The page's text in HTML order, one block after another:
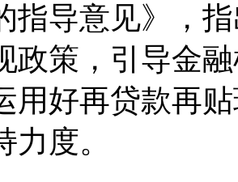
指导意见》，
政策，引导金
用好再贷款再
力度。